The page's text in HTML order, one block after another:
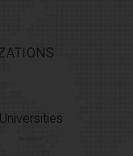
Universities